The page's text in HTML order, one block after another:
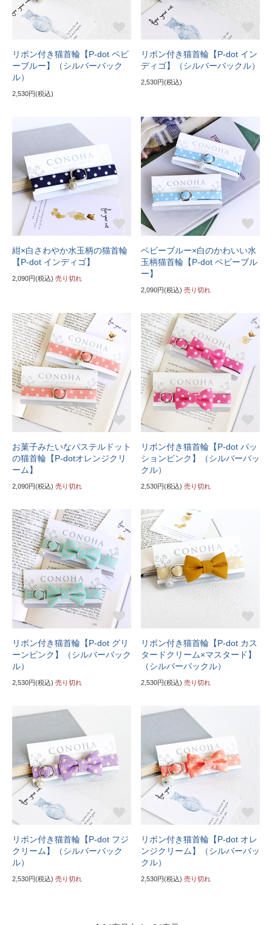
リボン付き猫首輪【P-dot ベビ
ーブルー】（シルバーバック
ル）
2,530円(税込)
リボン付き猫首輪【P-dot イン
ディゴ】（シルバーバックル）
2,530円(税込)
紺×白さわやか水玉柄の猫首輪
【P-dot インディゴ】
2,090円(税込) 売り切れ
ベビーブルー×白のかわいい水
玉柄猫首輪【P-dot ベビーブル
ー】
2,090円(税込) 売り切れ
お菓子みたいなパステルドット
の猫首輪【P-dotオレンジクリ
ーム】
2,090円(税込) 売り切れ
リボン付き猫首輪【P-dot パッ
ションピンク】（シルバーバッ
クル）
2,530円(税込) 売り切れ
リボン付き猫首輪【P-dot グリ
ーンピンク】（シルバーバック
ル）
2,530円(税込) 売り切れ
リボン付き猫首輪【P-dot カス
タードクリーム×マスタード】
（シルバーバックル）
2,530円(税込) 売り切れ
リボン付き猫首輪【P-dot フジ
クリーム】（シルバーバック
ル）
2,530円(税込) 売り切れ
リボン付き猫首輪【P-dot オレ
ンジクリーム】（シルバーバッ
クル）
2,530円(税込) 売り切れ